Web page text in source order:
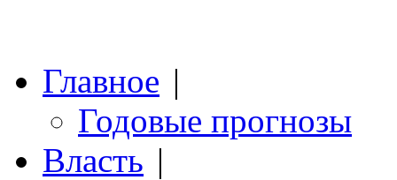
Главное |
Годовые прогнозы
Власть |